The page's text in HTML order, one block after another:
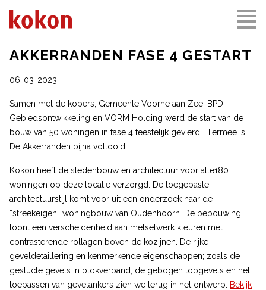
AKKERRANDEN FASE 4 GESTART
06-03-2023
Samen met de kopers, Gemeente Voorne aan Zee, BPD
Gebiedsontwikkeling en VORM Holding werd de start van de
bouw van 50 woningen in fase 4 feestelijk gevierd! Hiermee is
De Akkerranden bíjna voltooid.
Kokon heeft de stedenbouw en architectuur voor alle180
woningen op deze locatie verzorgd. De toegepaste
architectuurstijl komt voor uit een onderzoek naar de
“streekeigen” woningbouw van Oudenhoorn. De bebouwing
toont een verscheidenheid aan metselwerk kleuren met
contrasterende rollagen boven de kozijnen. De rijke
geveldetaillering en kenmerkende eigenschappen; zoals de
gestucte gevels in blokverband, de gebogen topgevels en het
toepassen van gevelankers zien we terug in het ontwerp.
Bekijk